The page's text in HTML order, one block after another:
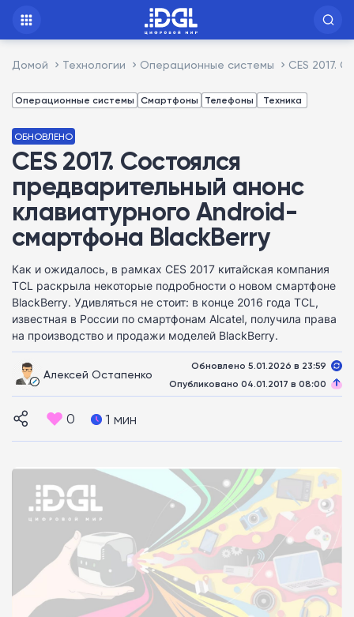
Домой Технологии Операционные системы CES 2017.
Операционные системы Смартфоны Телефоны Техника
ОБНОВЛЕНО
CES 2017. Состоялся
предварительный анонс
клавиатурного Android-
смартфона BlackBerry
Как и ожидалось, в рамках CES 2017 китайская компания
TCL раскрыла некоторые подробности о новом смартфоне
BlackBerry. Удивляться не стоит: в конце 2016 года TCL,
известная в России по смартфонам Alcatel, получила права
на производство и продажи моделей BlackBerry.
Алексей Остапенко
Обновлено 5.01.2026 в 23:59
Опубликовано 04.01.2017 в 08:00
0 1 мин